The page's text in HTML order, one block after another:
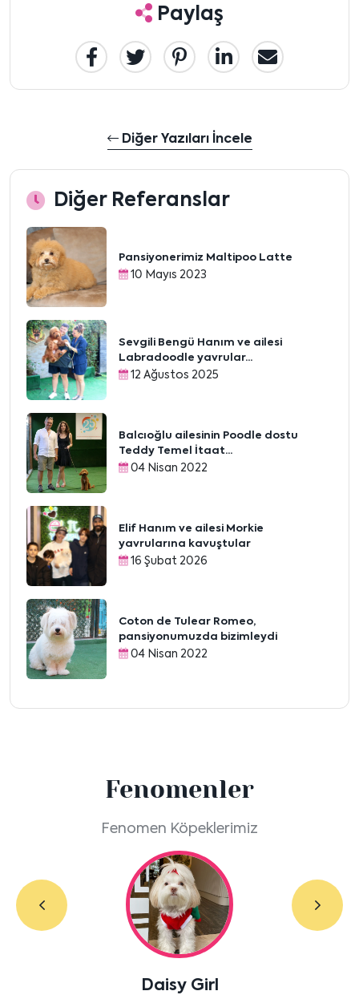
Paylaş
Diğer Yazıları İncele
Diğer Referanslar
Pansiyonerimiz Maltipoo Latte
10 Mayıs 2023
Sevgili Bengü Hanım ve ailesi
Labradoodle yavrular...
12 Ağustos 2025
Balcıoğlu ailesinin Poodle dostu
Teddy Temel İtaat...
04 Nisan 2022
Elif Hanım ve ailesi Morkie
yavrularına kavuştular
16 Şubat 2026
Coton de Tulear Romeo,
pansiyonumuzda bizimleydi
04 Nisan 2022
Fenomenler
Fenomen Köpeklerimiz
Labradoodle Bruno